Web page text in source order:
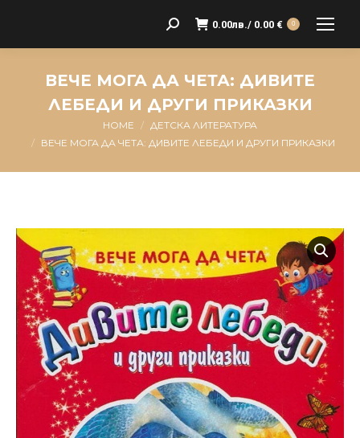
Search: 0.00лв./ 0.00 € 0
ВЕЧЕ МОГА ДА ЧЕТА: ДИВИТЕ
ЛЕБЕДИ И ДРУГИ ПРИКАЗКИ
HOME
ДЕТСКА ЛИТЕРАТУРА
ВЕЧЕ МОГА ДА ЧЕТА: ДИВИТЕ ЛЕБЕДИ И ДРУГИ ПРИКАЗКИ